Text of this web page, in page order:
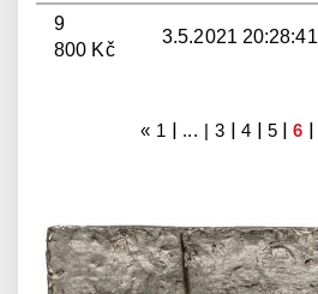
9
800 Kč
3.5.2021 20:28:41
« 1 | ... | 3 | 4 | 5 |6 |